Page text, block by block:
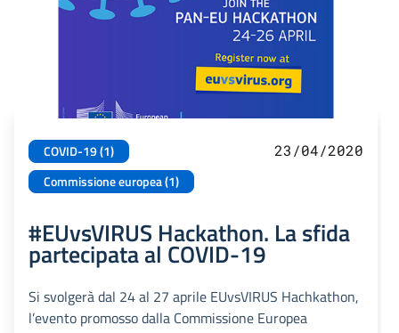
COVID-19 (1)
Commissione europea (1)
23/04/2020
#EUvsVIRUS Hackathon. La sfida
partecipata al COVID-19
Si svolgerà dal 24 al 27 aprile EUvsVIRUS Hachkathon,
l’evento promosso dalla Commissione Europea